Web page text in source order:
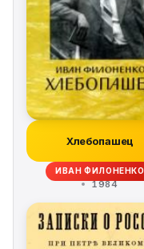
Хлебопашец
ИВАН ФИЛОНЕНКО
1984